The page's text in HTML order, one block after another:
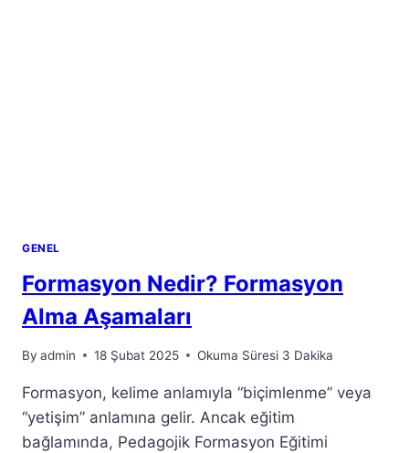
GENEL
Formasyon Nedir? Formasyon
Alma Aşamaları
By admin 18 Şubat 2025 Okuma Süresi 3 Dakika
Formasyon, kelime anlamıyla “biçimlenme” veya
“yetişim” anlamına gelir. Ancak eğitim
bağlamında, Pedagojik Formasyon Eğitimi